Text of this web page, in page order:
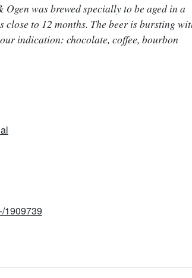
was brewed specially to be aged in a
to 12 months. The beer is bursting
indication: chocolate, coffee, bourbon
1909739